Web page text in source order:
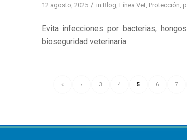
12 agosto, 2025 / in Blog Línea Vet, Protección,
Evita infecciones por bacterias,
bioseguridad veterinaria.
« ‹ 3 4 5 6 7